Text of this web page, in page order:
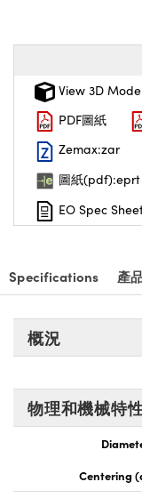
Components |
(UFI)
View 3D
PDF圖紙
Zemax:zar
圖紙(pdf):eprt
EO Spec
Specifications 產
概況
物理和機械特
Centering